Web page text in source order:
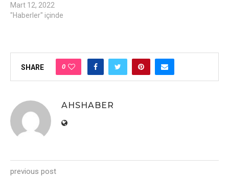
Mart 12, 2022
"Haberler" içinde
SHARE 0
AHSHABER
previous post